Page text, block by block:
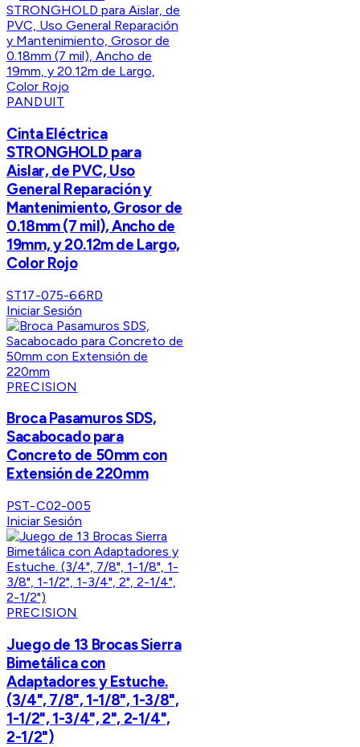
PANDUIT
Cinta Eléctrica
STRONGHOLD para
Aislar, de PVC, Uso
General Reparación y
Mantenimiento, Grosor de
0.18mm (7 mil), Ancho de
19mm, y 20.12m de Largo,
Color Rojo
ST17-075-66RD
Iniciar Sesión
PRECISION
Broca Pasamuros SDS,
Sacabocado para
Concreto de 50mm con
Extensión de 220mm
PST-C02-005
Iniciar Sesión
PRECISION
Juego de 13 Brocas Sierra
Bimetálica con
Adaptadores y Estuche.
(3/4", 7/8", 1-1/8", 1-3/8",
1-1/2", 1-3/4", 2", 2-1/4",
2-1/2")